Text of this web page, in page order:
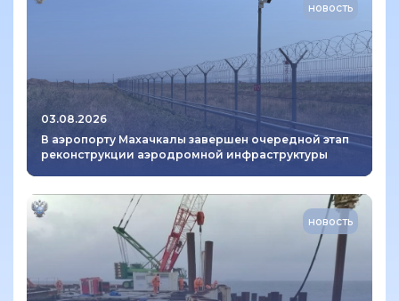
новость
03.08.2026
В аэропорту Махачкалы завершен очередной этап
реконструкции аэродромной инфраструктуры
новость